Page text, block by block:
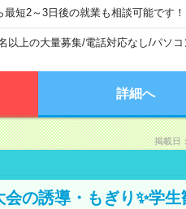
短2～3日後の就業も相談可能です！
以上の大量募集/電話対応なし/パソコ
詳細へ
掲載日
会の誘導・もぎり✨学生